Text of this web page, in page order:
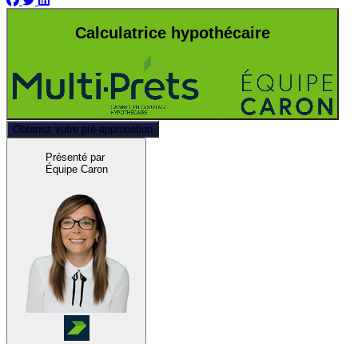
Calculatrice hypothécaire
Obtenez votre pré-approbation
Présenté par
Équipe Caron